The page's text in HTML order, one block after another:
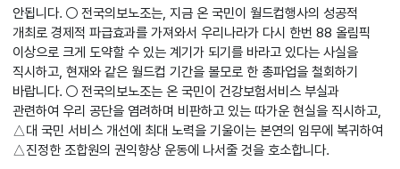
안됩니다. ○ 전국의보노조는, 지금 온 국민이 월드컵행사의 성공적
개최로 경제적 파급효과를 가져와서 우리나라가 다시 한번 88 올림픽
이상으로 크게 도약할 수 있는 계기가 되기를 바라고 있다는 사실을
직시하고, 현재와 같은 월드컵 기간을 볼모로 한 총파업을 철회하기
바랍니다. ○ 전국의보노조는 온 국민이 건강보험서비스 부실과
관련하여 우리 공단을 염려하며 비판하고 있는 따가운 현실을 직시하고,
△대 국민 서비스 개선에 최대 노력을 기울이는 본연의 임무에 복귀하여
△진정한 조합원의 권익향상 운동에 나서줄 것을 호소합니다.